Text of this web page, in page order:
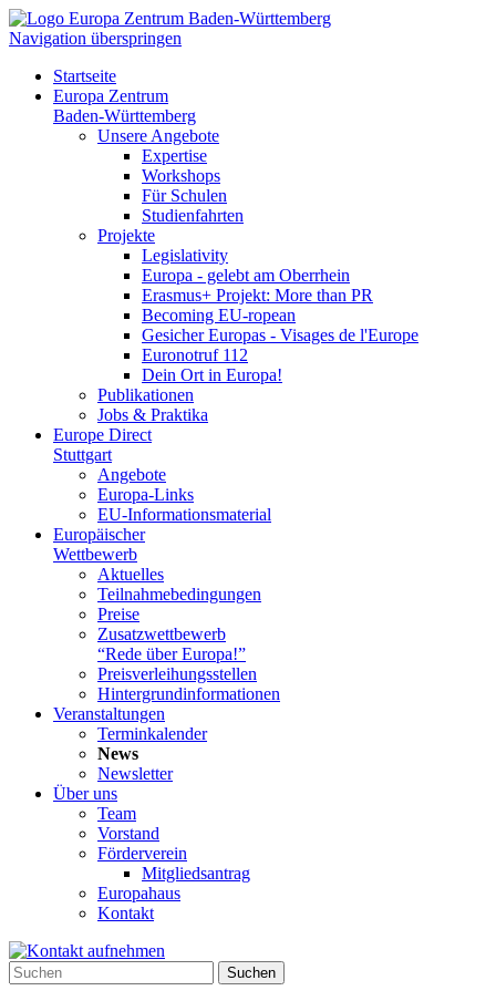
Navigation überspringen
Startseite
Europa Zentrum
Baden-Württemberg
Unsere Angebote
Expertise
Workshops
Für Schulen
Studienfahrten
Projekte
Legislativity
Europa - gelebt am Oberrhein
Erasmus+ Projekt: More than PR
Becoming EU-ropean
Gesicher Europas - Visages de l'Europe
Euronotruf 112
Dein Ort in Europa!
Publikationen
Jobs & Praktika
Europe Direct
Stuttgart
Angebote
Europa-Links
EU-Informationsmaterial
Europäischer
Wettbewerb
Aktuelles
Teilnahme­bedingungen
Preise
Zusatzwettbewerb
“Rede über Europa!”
Preisverleihungsstellen
Hintergrundinformationen
Veranstaltungen
Terminkalender
News
Newsletter
Über uns
Team
Vorstand
Förderverein
Mitgliedsantrag
Europahaus
Kontakt
Suchen